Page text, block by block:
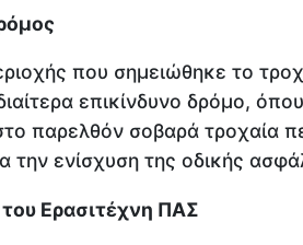
που σημειώθηκε το
επικίνδυνο δρόμο,
παρελθόν σοβαρά τροχαία
την ενίσχυση της οδικής
Ερασιτέχνη ΠΑΣ